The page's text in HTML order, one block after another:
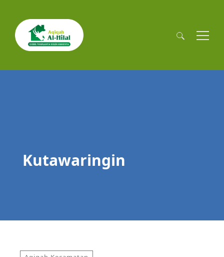
Cari
Kutawaringin